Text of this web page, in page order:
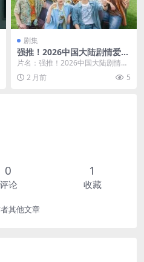
剧集
强推！2026中国大陆剧情爱情
《耀眼》全集资源 中字 百度
云网盘下载
片名：强推！2026中国大陆剧情爱
情《耀眼》全集资源 中字 百度云网
盘下载 分类...
2 月前 5
0
评论
1
收藏
其他文章